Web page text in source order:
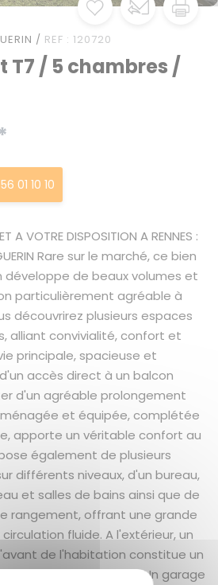
/ REF : 120720
/ 5 chambres /
01 10 10
A VOTRE DISPOSITION A RENNES :
Rare sur le marché, ce bien
développe de beaux volumes et
particulièrement agréable à
découvrirez plusieurs espaces
alliant convivialité, confort et
principale, spacieuse et
accès direct à un balcon
d'un agréable prolongement
et équipée, complétée
apporte un véritable confort au
également de plusieurs
différents niveaux, d'un bureau,
et salles de bains ainsi que de
rangement, offrant une grande
fluide. A l'extérieur, un
de l'habitation constitue un
des beaux jours. Un garage